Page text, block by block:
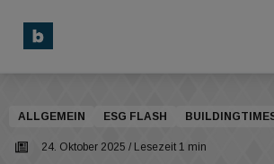
ALLGEMEIN ESG FLASH
24. Oktober 2025 / Lesezeit 1 min